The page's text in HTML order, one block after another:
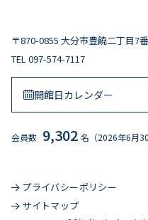
〒870-0855 大分市豊饒二丁目7
TEL097-574-7117
開館日カレンダー
会員数 9,302 名（2026年6月30
プライバシーポリシー
サイトマップ